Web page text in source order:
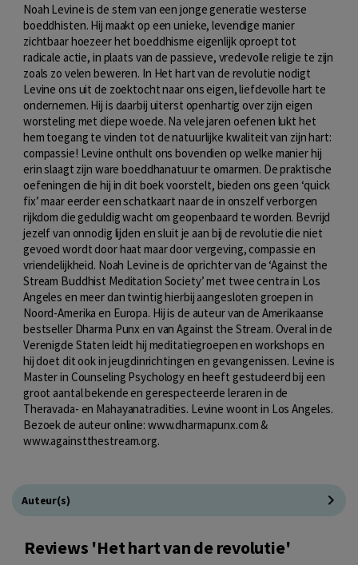
Noah Levine is de stem van een jonge generatie westerse
boeddhisten. Hij maakt op een unieke, levendige manier
zichtbaar hoezeer het boeddhisme eigenlijk oproept tot
radicale actie, in plaats van de passieve, vredevolle religie te zijn
zoals zo velen beweren. In Het hart van de revolutie nodigt
Levine ons uit de zoektocht naar ons eigen, liefdevolle hart te
ondernemen. Hij is daarbij uiterst openhartig over zijn eigen
worsteling met diepe woede. Na vele jaren oefenen lukt het
hem toegang te vinden tot de natuurlijke kwaliteit van zijn hart:
compassie! Levine onthult ons bovendien op welke manier hij
erin slaagt zijn ware boeddhanatuur te omarmen. De praktische
oefeningen die hij in dit boek voorstelt, bieden ons geen ‘quick
fix’ maar eerder een schatkaart naar de in onszelf verborgen
rijkdom die geduldig wacht om geopenbaard te worden. Bevrijd
jezelf van onnodig lijden en sluit je aan bij de revolutie die niet
gevoed wordt door haat maar door vergeving, compassie en
vriendelijkheid. Noah Levine is de oprichter van de ‘Against the
Stream Buddhist Meditation Society’ met twee centra in Los
Angeles en meer dan twintig hierbij aangesloten groepen in
Noord-Amerika en Europa. Hij is de auteur van de Amerikaanse
bestseller Dharma Punx en van Against the Stream. Overal in de
Verenigde Staten leidt hij meditatiegroepen en workshops en
hij doet dit ook in jeugdinrichtingen en gevangenissen. Levine is
Master in Counseling Psychology en heeft gestudeerd bij een
groot aantal bekende en gerespecteerde leraren in de
Theravada- en Mahayanatradities. Levine woont in Los Angeles.
Bezoek de auteur online: www.dharmapunx.com &
www.againstthestream.org.
Auteur(s)
Reviews 'Het hart van de revolutie'